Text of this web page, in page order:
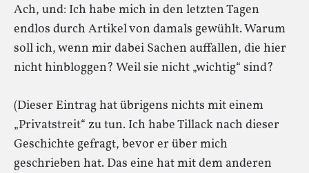
Ach, und: Ich habe mich in den letzten Tagen
endlos durch Artikel von damals gewühlt. Warum
soll ich, wenn mir dabei Sachen auffallen, die hier
nicht hinbloggen? Weil sie nicht „wichtig“ sind?
(Dieser Eintrag hat übrigens nichts mit einem
„Privatstreit“ zu tun. Ich habe Tillack nach dieser
Geschichte gefragt, bevor er über mich
geschrieben hat. Das eine hat mit dem anderen